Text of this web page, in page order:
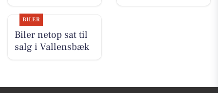
BILER
Biler netop sat til
salg i Vallensbæk